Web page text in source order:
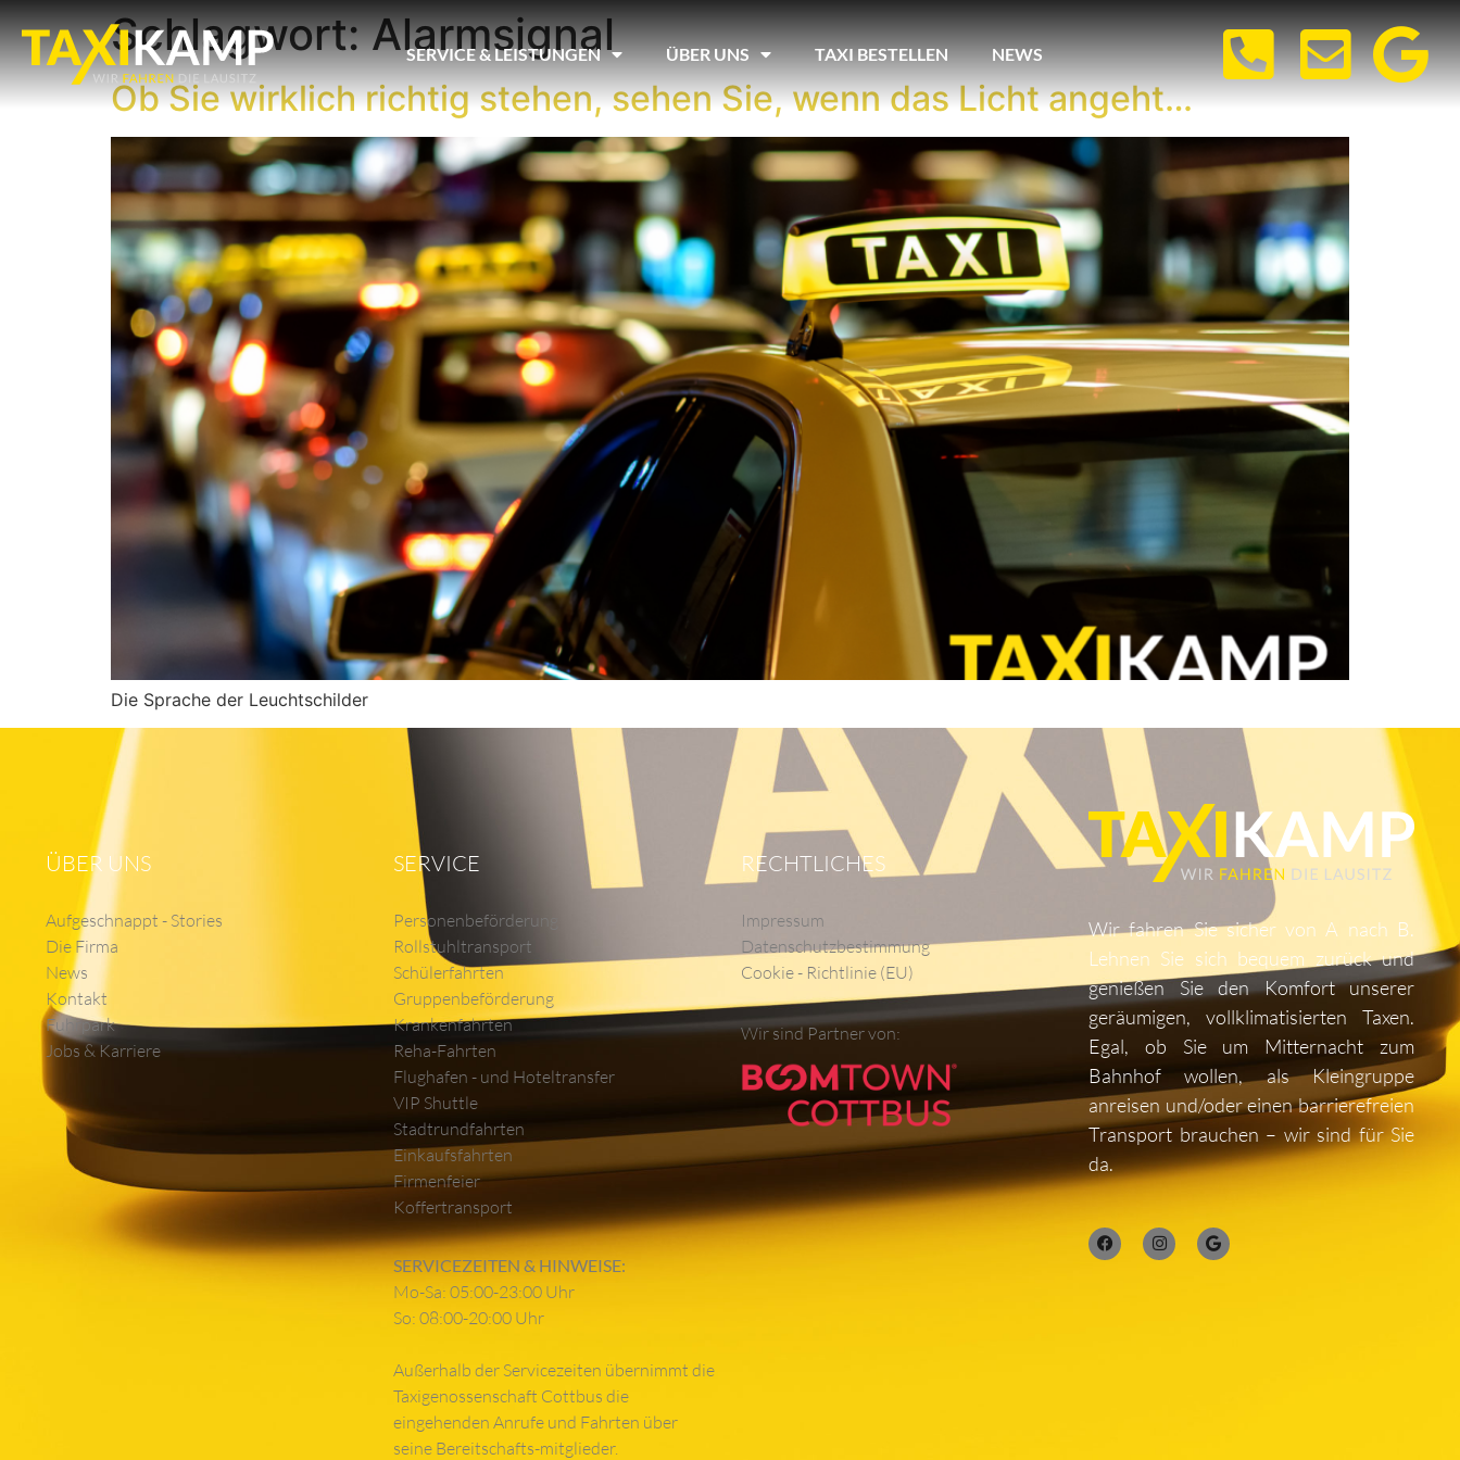
SERVICE & LEISTUNGEN ÜBER UNS TAXI BESTELLEN NEWS
Schlagwort:Alarmsignal
Ob Sie wirklich richtig stehen, sehen Sie, wenn das Licht angeht…
Die Sprache der Leuchtschilder
ÜBER UNS
Aufgeschnappt - Stories
Die Firma
News
Kontakt
Fuhrpark
Jobs & Karriere
SERVICE
Personenbeförderung
Rollstuhltransport
Schülerfahrten
Gruppenbeförderung
Krankenfahrten
Reha-Fahrten
Flughafen - und Hoteltransfer
VIP Shuttle
Stadtrundfahrten
Einkaufsfahrten
Firmenfeier
Koffertransport
SERVICEZEITEN & HINWEISE:
Mo-Sa: 05:00-23:00 Uhr
So: 08:00-20:00 Uhr
Außerhalb der Servicezeiten übernimmt die
Taxigenossenschaft Cottbus die
eingehenden Anrufe und Fahrten über
seine Bereitschafts-mitglieder.
RECHTLICHES
Impressum
Datenschutzbestimmung
Cookie - Richtlinie (EU)
Wir sind Partner von:
Wir fahren Sie sicher von A nach B.
Lehnen Sie sich bequem zurück und
genießen Sie den Komfort unserer
geräumigen, vollklimatisierten Taxen.
Egal, ob Sie um Mitternacht zum
Bahnhof wollen, als Kleingruppe
anreisen und/oder einen barrierefreien
Transport brauchen – wir sind für Sie
da.